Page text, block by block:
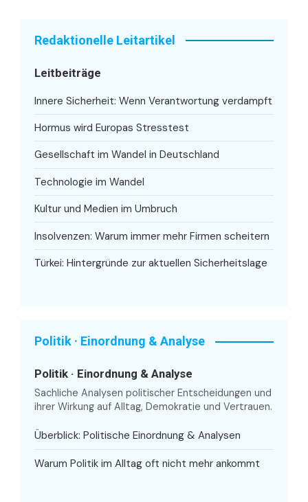
Redaktionelle Leitartikel
Leitbeiträge
Innere Sicherheit: Wenn Verantwortung verdampft
Hormus wird Europas Stresstest
Gesellschaft im Wandel in Deutschland
Technologie im Wandel
Kultur und Medien im Umbruch
Insolvenzen: Warum immer mehr Firmen scheitern
Türkei: Hintergründe zur aktuellen Sicherheitslage
Politik · Einordnung & Analyse
Politik · Einordnung & Analyse
Sachliche Analysen politischer Entscheidungen und
ihrer Wirkung auf Alltag, Demokratie und Vertrauen.
Überblick: Politische Einordnung & Analysen
Warum Politik im Alltag oft nicht mehr ankommt